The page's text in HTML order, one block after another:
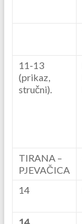
11-13
(prikaz,
stručni).
TIRANA –
PJEVAČICA
14